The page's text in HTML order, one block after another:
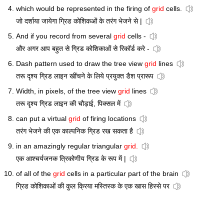
which would be represented in the firing of grid cells.
जो दर्शाया जायेगा ग्रिड कोशिकओं के तरंग भेजने से |
And if you record from several grid cells -
और अगर आप बहुत से ग्रिड कोशिकाओं से रिकॉर्ड करे -
Dash pattern used to draw the tree view grid lines
तरू दृश्य ग्रिड लाइन खींचने के लिये प्रयुक्त डैश प्रारूप
Width, in pixels, of the tree view grid lines
तरू दृश्य ग्रिड लाइन की चौड़ाई, पिक्सल में
can put a virtual grid of firing locations
तरंग भेजने की एक काल्पनिक ग्रिड रख सकता है
in an amazingly regular triangular grid.
एक आश्चर्यजनक त्रिकोणीय ग्रिड के रूप में |
of all of the grid cells in a particular part of the brain
ग्रिड कोशिकाओं की कुल क्रिया मस्तिस्क के एक खास हिस्से पर